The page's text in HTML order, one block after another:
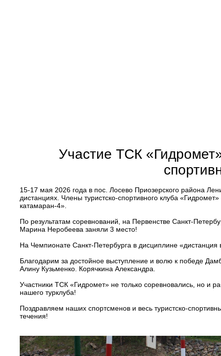
Участие ТСК
15-17 мая 2026 года в пос. Лосево Приозерского района
дистанциях. Члены туристско-спортивного клуба
катамаран-4».
По результатам соревнований, на Первенстве Санкт-
Марина Неробеева заняли 3 место!
На Чемпионате Санкт-Петербурга в дисциплине
Благодарим за достойное выступление и волю к победе
Алину Кузьменко. Корячкина Александра.
Участники ТСК «Гидромет» не только соревновались, но и
нашего турклуба!
Поздравляем наших спортсменов и весь туристско-
течения!